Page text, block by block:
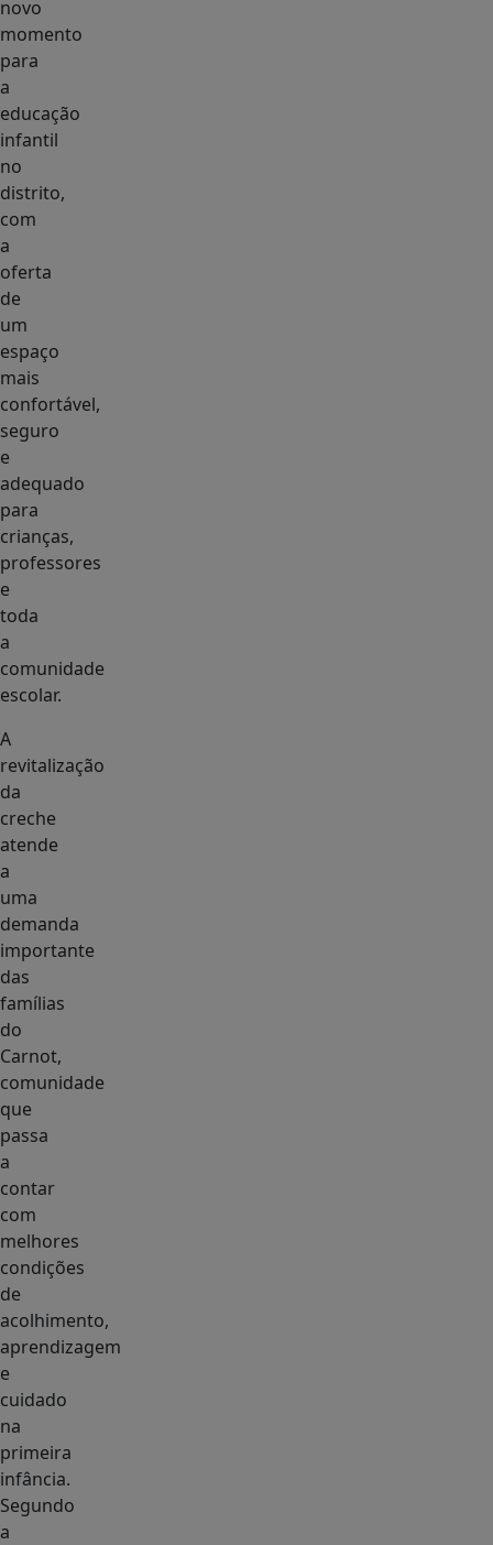
novo
momento
para
a
educação
infantil
no
distrito,
com
a
oferta
de
um
espaço
mais
confortável,
seguro
e
adequado
para
crianças,
professores
e
toda
a
comunidade
escolar.
A
revitalização
da
creche
atende
a
uma
demanda
importante
das
famílias
do
Carnot,
comunidade
que
passa
a
contar
com
melhores
condições
de
acolhimento,
aprendizagem
e
cuidado
na
primeira
infância.
Segundo
a